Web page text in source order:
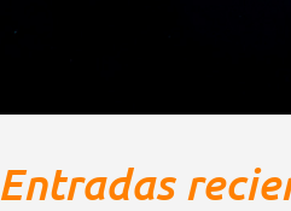
Entradas